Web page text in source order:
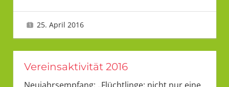
25. April 2016
Vereinsaktivität 2016